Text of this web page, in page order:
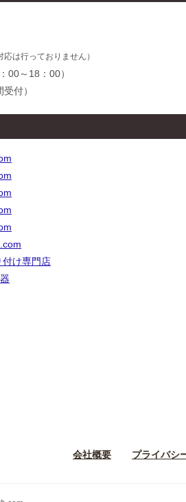
は行っておりません）
00～18：00）
付）
付け専門店
会社概要 プライバシ